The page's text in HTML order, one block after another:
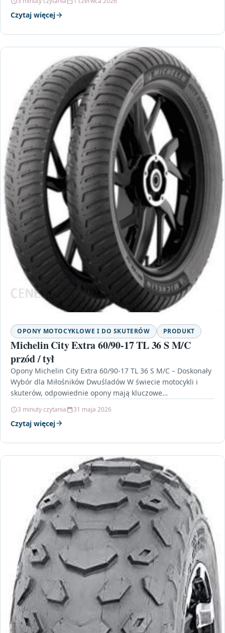
Czytaj więcej
OPONY MOTOCYKLOWE I DO SKUTERÓW PRODUKT
Michelin City Extra 60/90-17 TL 36 S M/C
przód / tył
Opony Michelin City Extra 60/90-17 TL 36 S M/C – Doskonały
Wybór dla Miłośników Dwuśladów W świecie motocykli i
skuterów, odpowiednie opony mają kluczowe…
3 minuty czytania 31 maja 2026
Czytaj więcej